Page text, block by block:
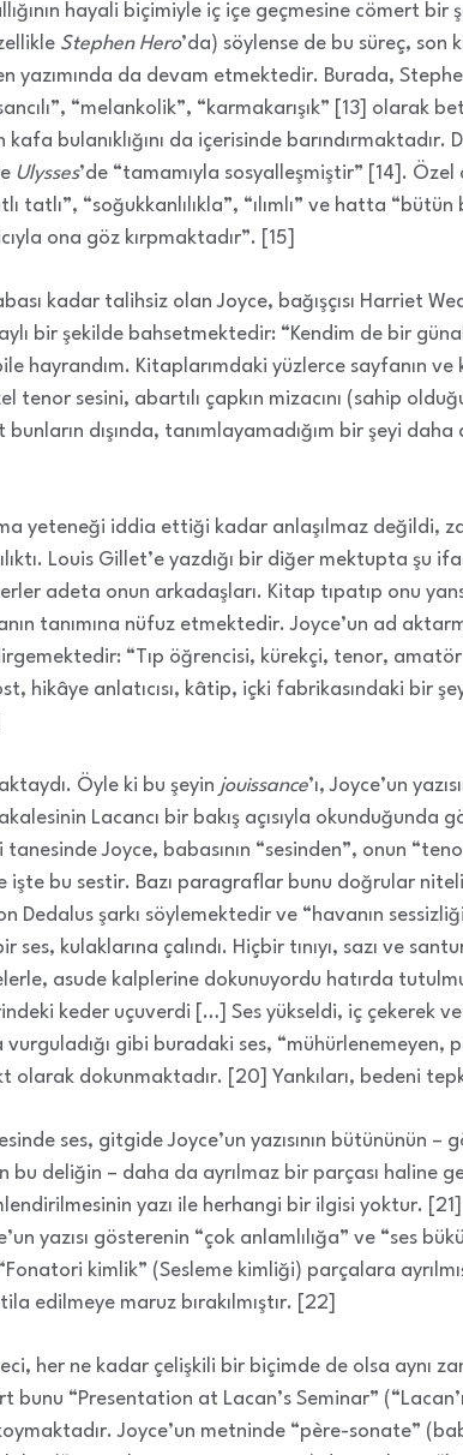
hayali biçimiyle iç içe geçmesine cömert
Stephen Hero’da) söylense de bu süreç, son
yazımında da devam etmektedir. Burada,
“melankolik”, “karmakarışık” [13] olarak
bulanıklığını da içerisinde barındırmaktadır.
Ulysses’de “tamamıyla sosyalleşmiştir” [14].
“soğukkanlılıkla”, “ılımlı” ve hatta “bütün
ona göz kırpmaktadır”. [15]
kadar talihsiz olan Joyce, bağışçısı Harriet
bir şekilde bahsetmektedir: “Kendim de bir
hayrandım. Kitaplarımdaki yüzlerce sayfanın
tenor sesini, abartılı çapkın mizacını (sahip
dışında, tanımlayamadığım bir şeyi daha
yeteneği iddia ettiği kadar anlaşılmaz değildi,
Louis Gillet’e yazdığı bir diğer mektupta şu
adeta onun arkadaşları. Kitap tıpatıp onu
tanımına nüfuz etmektedir. Joyce’un ad
“Tıp öğrencisi, kürekçi, tenor,
hikâye anlatıcısı, kâtip, içki fabrikasındaki bir
Öyle ki bu şeyin jouissance’ı, Joyce’un
Lacancı bir bakış açısıyla okunduğunda
tanesinde Joyce, babasının “sesinden”, onun
işte bu sestir. Bazı paragraflar bunu doğrular
Dedalus şarkı söylemektedir ve “havanın
ses, kulaklarına çalındı. Hiçbir tınıyı, sazı ve
asude kalplerine dokunuyordu hatırda
keder uçuverdi […] Ses yükseldi, iç çekerek
vurguladığı gibi buradaki ses, “mühürlenemeyen,
olarak dokunmaktadır. [20] Yankıları, bedeni
ses, gitgide Joyce’un yazısının bütününün
deliğin – daha da ayrılmaz bir parçası haline
yazı ile herhangi bir ilgisi yoktur. [21]
yazısı gösterenin “çok anlamlılığa” ve “ses
kimlik” (Sesleme kimliği) parçalara
edilmeye maruz bırakılmıştır. [22]
her ne kadar çelişkili bir biçimde de olsa aynı
bunu “Presentation at Lacan’s Seminar”
Joyce’un metninde “père-sonate”